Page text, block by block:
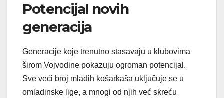
Potencijal novih
generacija
Generacije koje trenutno stasavaju u klubovima
širom Vojvodine pokazuju ogroman potencijal.
Sve veći broj mladih košarkaša uključuje se u
omladinske lige, a mnogi od njih već skreću